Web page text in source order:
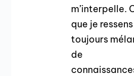
m’interpelle.
que je
toujours
de